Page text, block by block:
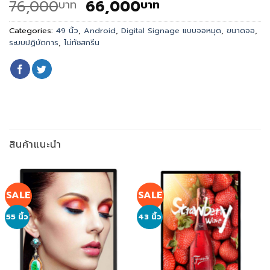
76,000บาท Original
price
was:
76,000
66,000บาท
price
is:
Categories: 49 นิ้ว, Android, Digital Signage แบบจอหมุด, ขนาดจอ,
ระบบปฏิบัตการ, ไม่ทัชสกรีน
สินค้าแนะนำ
SALE
55 นิ้ว
SALE
43 นิ้ว